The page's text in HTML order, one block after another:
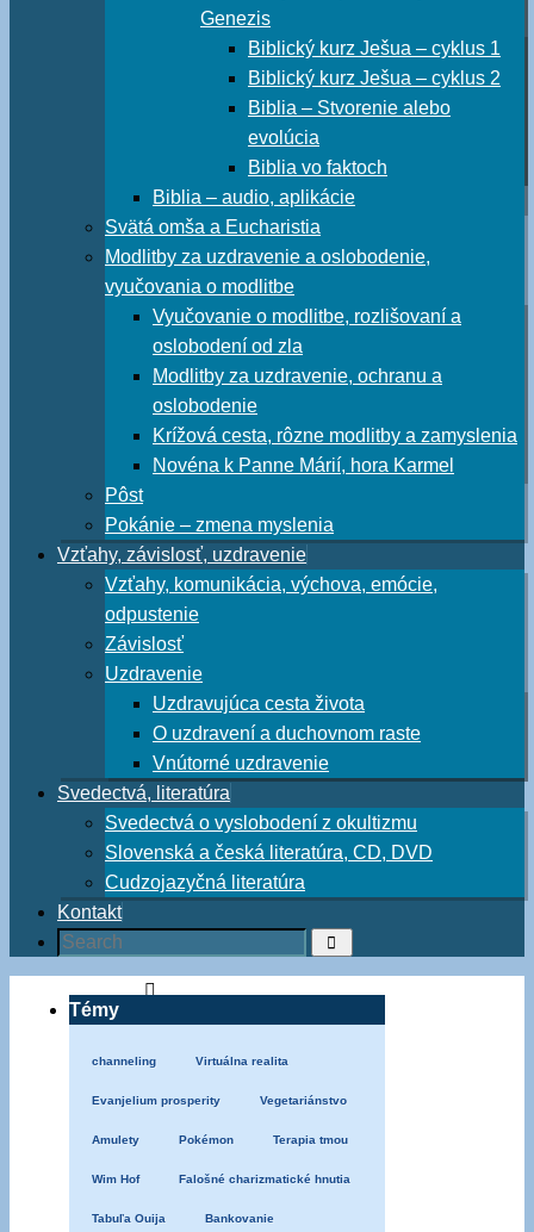
Genezis
Biblický kurz Ješua – cyklus 1
Biblický kurz Ješua – cyklus 2
Biblia – Stvorenie alebo
evolúcia
Biblia vo faktoch
Biblia – audio, aplikácie
Svätá omša a Eucharistia
Modlitby za uzdravenie a oslobodenie,
vyučovania o modlitbe
Vyučovanie o modlitbe, rozlišovaní a
oslobodení od zla
Modlitby za uzdravenie, ochranu a
oslobodenie
Krížová cesta, rôzne modlitby a zamyslenia
Novéna k Panne Márií, hora Karmel
Pôst
Pokánie – zmena myslenia
Vzťahy, závislosť, uzdravenie
Vzťahy, komunikácia, výchova, emócie,
odpustenie
Závislosť
Uzdravenie
Uzdravujúca cesta života
O uzdravení a duchovnom raste
Vnútorné uzdravenie
Svedectvá, literatúra
Svedectvá o vyslobodení z okultizmu
Slovenská a česká literatúra, CD, DVD
Cudzojazyčná literatúra
Kontakt
Search
Search
Home
Duchovný
Duchovný
boj
Témy
channeling Virtuálna realita
Evanjelium prosperity Vegetariánstvo
Amulety Pokémon Terapia tmou
Wim Hof Falošné charizmatické hnutia
Tabuľa Ouija Bankovanie